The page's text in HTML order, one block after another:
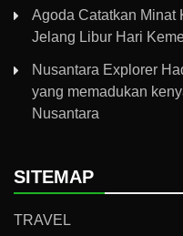
Agoda Catatkan Minat
Jelang Libur Hari
Nusantara Explorer
yang memadukan
Nusantara
SITEMAP
TRAVEL